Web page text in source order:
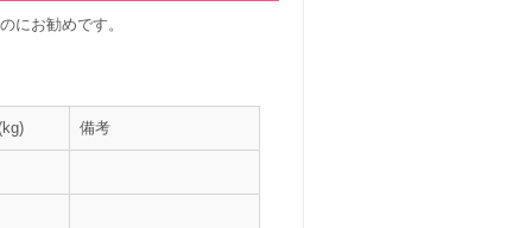
にお勧めです。
備考